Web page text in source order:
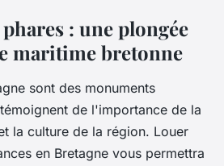
: une plongée
maritime bretonne
sont des monuments
de l'importance de la
la culture de la région. Louer
en Bretagne vous permettra